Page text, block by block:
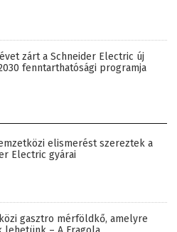
zárt a Schneider Electric új
fenntarthatósági programja
elismerést szereztek a
Electric gyárai
gasztro mérföldkő, amelyre